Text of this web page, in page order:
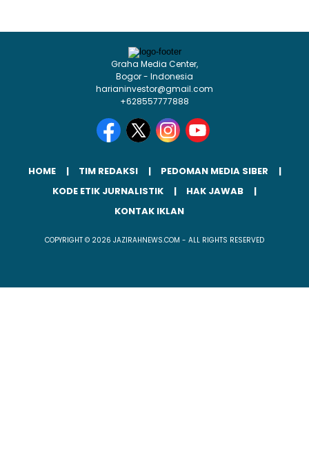
Graha Media Center,
Bogor - Indonesia
harianinvestor@gmail.com
+628557777888
HOME TIM REDAKSI
PEDOMAN MEDIA SIBER
KODE ETIK JURNALISTIK
HAK JAWAB
KONTAK IKLAN
COPYRIGHT © 2026 JAZIRAHNEWS.COM - ALL RIGHTS RESERVED